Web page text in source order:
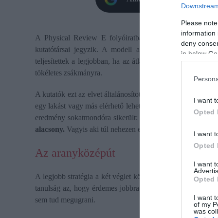
Please
information
deny
in below
I want
Opted
I want
Opted
I want
Opted
I want
of my
was
A Physical Review E folyóiratban megjelent
kutatótársai jegyzik. A modell alapgondolata
egy
teljesítettek a legjobban, ha az átlagosnál jobb fogás
tökéletes zsákmányra.
A kutatók ezt az elvet általánosították. A modellben a
egy lakást vagy más elérhető lehetőséget. Előre
eredmény sokatmondóra sikerült: szerint
a túl magas
alacsony. Vagyis aki túl nehezen elégedett meg bármivel,
Az aranyközépút
A legjobb stratégia a két véglet között helyezkedett el:az
tanulság az, hogy érdemes jobbra törekedni az
sem tud megugrani.